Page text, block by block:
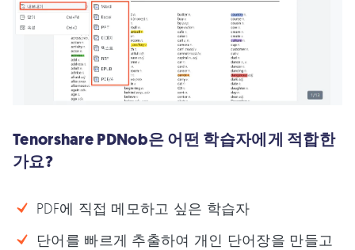
Tenorshare PDNob은 어떤 학습자에게 적합한
가요?
PDF에 직접 메모하고 싶은 학습자
단어를 빠르게 추출하여 개인 단어장을 만들고